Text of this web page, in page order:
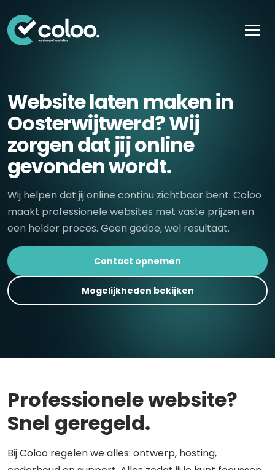
Website laten maken in
Oosterwijtwerd? Wij
zorgen dat jij online
gevonden wordt.
Wij helpen dat jij online continu zichtbaar bent. Coloo
maakt professionele websites met vaste prijzen en
een helder proces. Geen gedoe, wel resultaat.
Contact opnemen
Mogelijkheden bekijken
Professionele website?
Snel geregeld.
Bij Coloo regelen we alles: ontwerp, hosting,